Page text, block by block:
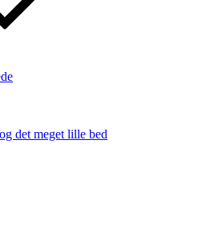
det meget lille bed